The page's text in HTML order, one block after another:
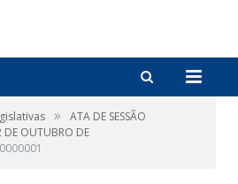
»
ATA DE SESSÃO
DE OUTUBRO DE